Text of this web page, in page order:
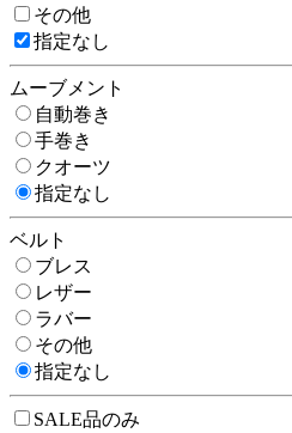
その他
指定なし
ムーブメント
自動巻き
手巻き
クオーツ
指定なし
ベルト
ブレス
レザー
ラバー
その他
指定なし
SALE品のみ